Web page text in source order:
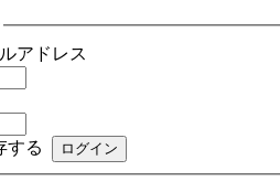
アドレス
する